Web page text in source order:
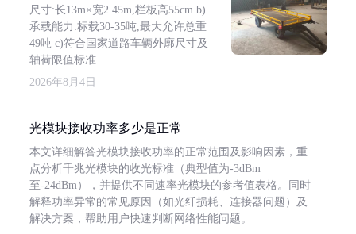
尺寸:长13m×宽2.45m,栏板高55cm b)
承载能力:标载30-35吨,最大允许总重
49吨 c)符合国家道路车辆外廓尺寸及
轴荷限值标准
2026年8月4日
光模块接收功率多少是正常
本文详细解答光模块接收功率的正常范围及影响因素，重
点分析千兆光模块的收光标准（典型值为-3dBm
至-24dBm），并提供不同速率光模块的参考值表格。同时
解释功率异常的常见原因（如光纤损耗、连接器问题）及
解决方案，帮助用户快速判断网络性能问题。